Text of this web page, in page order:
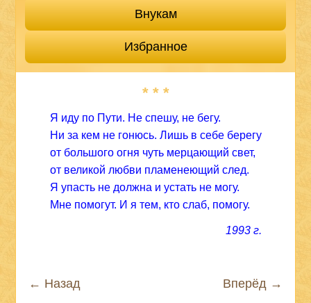
Внукам
Избранное
* * *
Я иду по Пути. Не спешу, не бегу.
Ни за кем не гонюсь. Лишь в себе берегу
от большого огня чуть мерцающий свет,
от великой любви пламенеющий след.
Я упасть не должна и устать не могу.
Мне помогут. И я тем, кто слаб, помогу.
1993 г.
← Назад Вперёд →